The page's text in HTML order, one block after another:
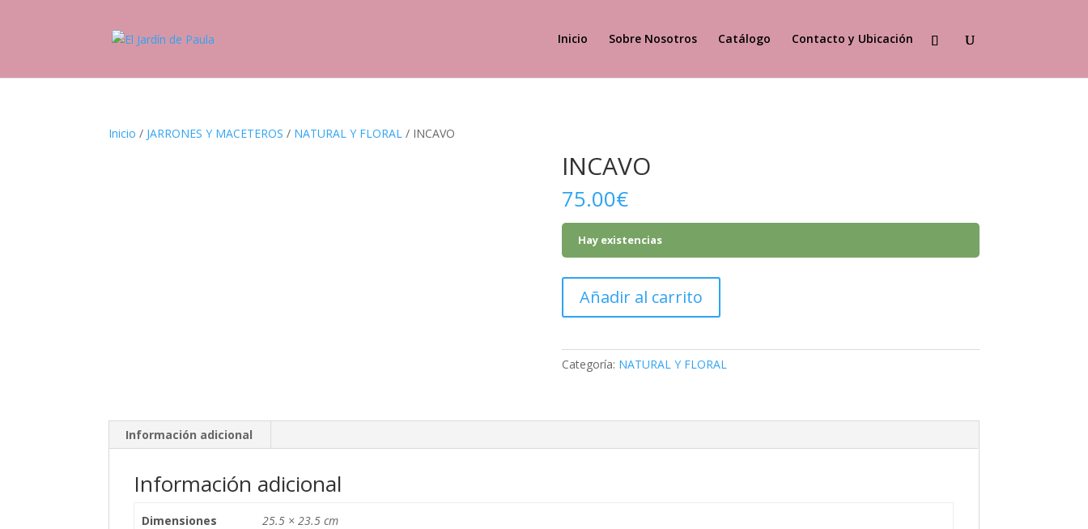
Inicio Sobre Nosotros Catálogo Contacto y Ubicación
Inicio / JARRONES Y MACETEROS / NATURAL Y FLORAL / INCAVO
INCAVO
75.00€
Hay existencias
cantidad
Añadir al carrito
Categoría: NATURAL Y FLORAL
Información adicional
Información adicional
Dimensiones 25.5 × 23.5 cm